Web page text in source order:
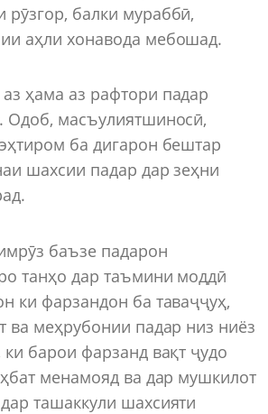
рӯзгор, балки мураббӣ,
аҳли хонавода мебошад.
ҳама аз рафтори падар
Одоб, масъулиятшиносӣ,
ба дигарон бештар
шахсии падар дар зеҳни
баъзе падарон
танҳо дар таъмини моддӣ
ки фарзандон ба таваҷҷуҳ,
ва меҳрубонии падар низ ниёз
барои фарзанд вақт ҷудо
менамояд ва дар мушкилот
ташаккули шахсияти